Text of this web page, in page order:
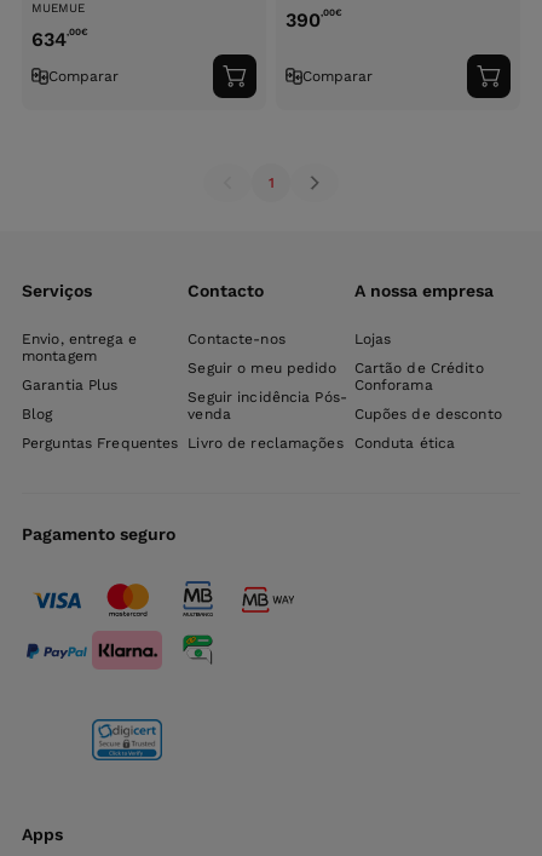
MUEMUE
634,00€
Comparar
Adicionar
ao
390,00€
Comparar
ao
1
Serviços
Envio, entrega e
montagem
Garantia Plus
Blog
Perguntas Frequentes
Contacto
Contacte-nos
Seguir o meu pedido
Seguir incidência Pós-
venda
Livro de reclamações
A nossa empresa
Lojas
Cartão de Crédito
Conforama
Cupões de desconto
Conduta ética
Pagamento seguro
Apps